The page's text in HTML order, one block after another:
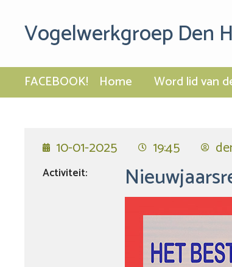
Vogelwerkgroep Den
FACEBOOK! Home Word lid van
10-01-2025 19:45
Activiteit: